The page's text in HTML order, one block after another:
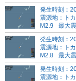
発生時刻：
震源地：ト
M2.9
最大
発生時刻：
震源地：ト
M2.8
最大
発生時刻：
震源地：ト